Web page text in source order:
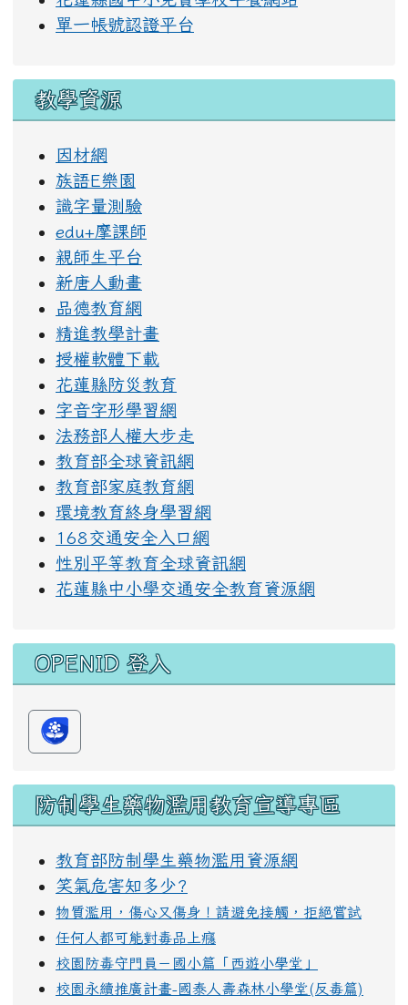
單一帳號認證平台
教學資源
因材網
族語E樂園
識字量測驗
edu+摩課師
親師生平台
新唐人動畫
品德教育網
精進教學計畫
授權軟體下載
花蓮縣防災教育
字音字形學習網
法務部人權大步走
教育部全球資訊網
教育部家庭教育網
環境教育終身學習網
168交通安全入口網
性別平等教育全球資訊網
花蓮縣中小學交通安全教育資源網
OPENID 登入
防制學生藥物濫用教育宣導專區
教育部防制學生藥物濫用資源網
笑氣危害知多少?
物質濫用，傷心又傷身！請避免接觸，拒絕嘗試
任何人都可能對毒品上癮
校園防毒守門員－國小篇「西遊小學堂」
校園永續推廣計畫-國泰人壽森林小學堂(反毒篇)